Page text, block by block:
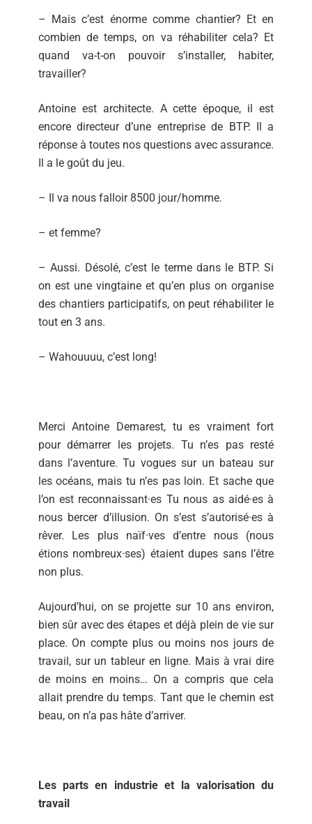
– Mais c’est énorme comme chantier? Et en
combien de temps, on va réhabiliter cela? Et
quand va-t-on pouvoir s’installer, habiter,
travailler?
Antoine est architecte. A cette époque, il est
encore directeur d’une entreprise de BTP. Il a
réponse à toutes nos questions avec assurance.
Il a le goût du jeu.
– Il va nous falloir 8500 jour/homme.
– et femme?
– Aussi. Désolé, c’est le terme dans le BTP. Si
on est une vingtaine et qu’en plus on organise
des chantiers participatifs, on peut réhabiliter le
tout en 3 ans.
– Wahouuuu, c’est long!
Merci Antoine Demarest, tu es vraiment fort
pour démarrer les projets. Tu n’es pas resté
dans l’aventure. Tu vogues sur un bateau sur
les océans, mais tu n’es pas loin. Et sache que
l’on est reconnaissant·es Tu nous as aidé·es à
nous bercer d’illusion. On s’est s’autorisé·es à
rêver. Les plus naïf·ves d’entre nous (nous
étions nombreux·ses) étaient dupes sans l’être
non plus.
Aujourd’hui, on se projette sur 10 ans environ,
bien sûr avec des étapes et déjà plein de vie sur
place. On compte plus ou moins nos jours de
travail, sur un tableur en ligne. Mais à vrai dire
de moins en moins… On a compris que cela
allait prendre du temps. Tant que le chemin est
beau, on n’a pas hâte d’arriver.
Les parts en industrie et la valorisation du
travail